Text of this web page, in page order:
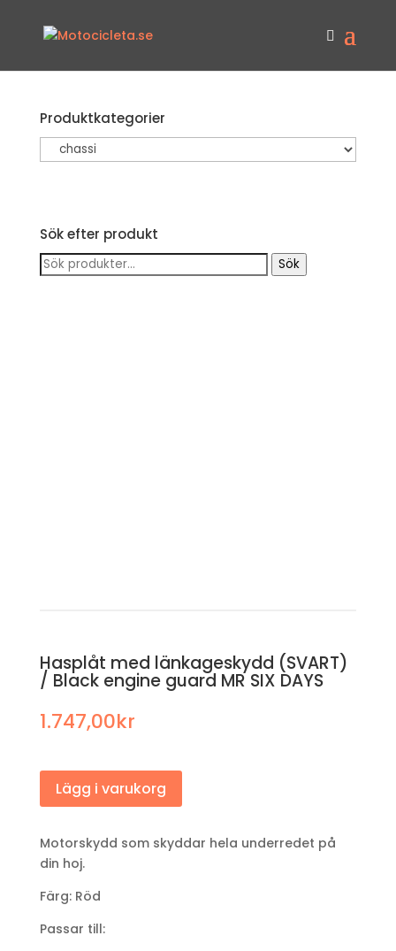
Produktkategorier
Sök efter produkt
Sök
Sök
Hasplåt med länkageskydd (SVART)
/ Black engine guard MR SIX DAYS
1.747,00kr
Lägg i varukorg
Motorskydd som skyddar hela underredet på
din hoj.
Färg: Röd
Passar till: